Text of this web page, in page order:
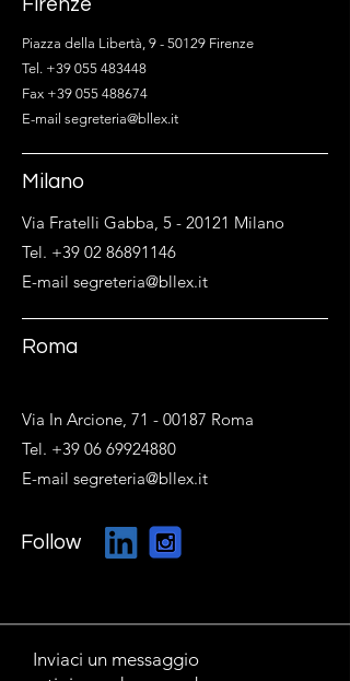
Firenze
Piazza della Libertà, 9 - 50129 Firenze
Tel. +39 055 483448
Fax +39 055 488674
E-mail segreteria@bllex.it
Milano
Via Fratelli Gabba, 5 - 20121 Milano
Tel. +39 02 86891146
E-mail segreteria@bllex.it
Roma
Via In Arcione, 71 - 00187 Roma
Tel. +39 06 69924880
E-mail segreteria@bllex.it
Follow
Inviaci un messaggio